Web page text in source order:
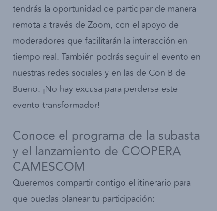
tendrás la oportunidad de participar de manera
remota a través de Zoom, con el apoyo de
moderadores que facilitarán la interacción en
tiempo real. También podrás seguir el evento en
nuestras redes sociales y en las de Con B de
Bueno. ¡No hay excusa para perderse este
evento transformador!
Conoce el programa de la subasta
y el lanzamiento de COOPERA
CAMESCOM
Queremos compartir contigo el itinerario para
que puedas planear tu participación: